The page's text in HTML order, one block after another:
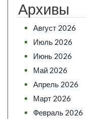
Архивы
Август 2026
Июль 2026
Июнь 2026
Май 2026
Апрель 2026
Март 2026
Февраль 2026